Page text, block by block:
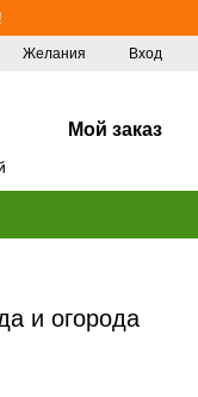
Желания Вход
Мой заказ
и огорода